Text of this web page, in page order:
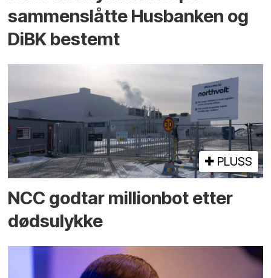
sammenslåtte Husbanken og
DiBK bestemt
PLUSS
NCC godtar millionbot etter
dødsulykke